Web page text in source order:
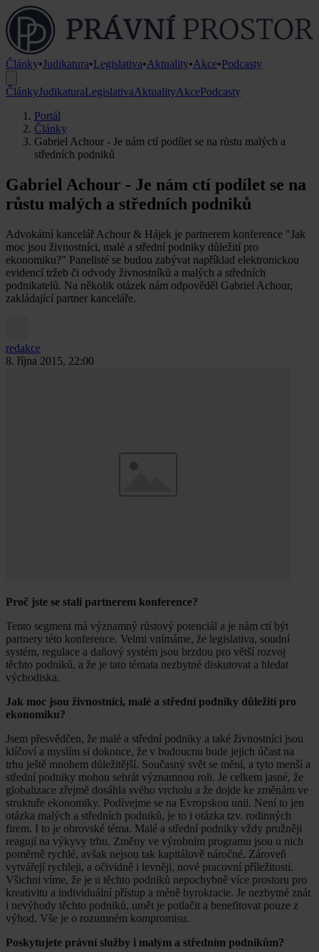
Články•Judikatura•Legislativa•Aktuality•Akce•Podcasty
ČlánkyJudikaturaLegislativaAktualityAkcePodcasty
Portál
Články
Gabriel Achour - Je nám ctí podílet se na růstu malých a
středních podniků
Gabriel Achour - Je nám ctí podílet se na
růstu malých a středních podniků
Advokátní kancelář Achour & Hájek je partnerem konference "Jak
moc jsou živnostníci, malé a střední podniky důležití pro
ekonomiku?" Panelisté se budou zabývat například elektronickou
evidencí tržeb či odvody živnostníků a malých a středních
podnikatelů. Na několik otázek nám odpověděl Gabriel Achour,
zakládající partner kanceláře.
redakce
8. října 2015, 22:00
Proč jste se stali partnerem konference?
Tento segment má významný růstový potenciál a je nám ctí být
partnery této konference. Velmi vnímáme, že legislativa, soudní
systém, regulace a daňový systém jsou brzdou pro větší rozvoj
těchto podniků, a že je tato témata nezbytné diskutovat a hledat
východiska.
Jak moc jsou živnostníci, malé a střední podniky důležití pro
ekonomiku?
Jsem přesvědčen, že malé a střední podniky a také živnostníci jsou
klíčoví a myslím si dokonce, že v budoucnu bude jejich účast na
trhu ještě mnohem důležitější. Současný svět se mění, a tyto menší a
střední podniky mohou sehrát významnou roli. Je celkem jasné, že
globalizace zřejmě dosáhla svého vrcholu a že dojde ke změnám ve
struktuře ekonomiky. Podívejme se na Evropskou unii. Není to jen
otázka malých a středních podniků, je to i otázka tzv. rodinných
firem. I to je obrovské téma. Malé a střední podniky vždy pružněji
reagují na výkyvy trhu. Změny ve výrobním programu jsou u nich
poměrně rychlé, avšak nejsou tak kapitálově náročné. Zároveň
vytvářejí rychleji, a očividně i levněji, nové pracovní příležitosti.
Všichni víme, že je u těchto podniků nepochybně více prostoru pro
kreativitu a individuální přístup a méně byrokracie. Je nezbytné znát
i nevýhody těchto podniků, umět je potlačit a benefitovat pouze z
výhod. Vše je o rozumném kompromisu.
Poskytujete právní služby i malým a středním podnikům?